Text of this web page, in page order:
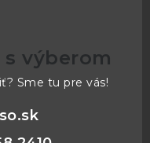
s výberom
Sme tu pre vás!